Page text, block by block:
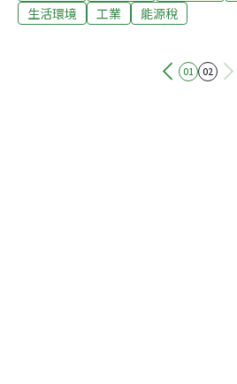
是能源稅不是為了要增加政府財政
減炭的目標。」所謂的能源稅，就
也就是價格會往上看漲，除了燃料
生活環境
工業 能源稅
01 02